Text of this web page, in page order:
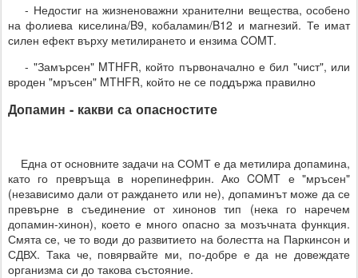
- Недостиг на жизненоважни хранителни вещества, особено
на фолиева киселина/B9, кобаламин/B12 и магнезий. Те имат
силен ефект върху метилирането и ензима COMT.
- "Замърсен" MTHFR, който първоначално е бил "чист", или
вроден "мръсен" MTHFR, който не се поддържа правилно
Допамин - какви са опасностите
Една от основните задачи на СОМТ е да метилира допамина,
като го превръща в норепинефрин. Ако COMT е "мръсен"
(независимо дали от раждането или не), допаминът може да се
превърне в съединение от хинонов тип (нека го наречем
допамин-хинон), което е много опасно за мозъчната функция.
Смята се, че то води до развитието на болестта на Паркинсон и
СДВХ. Така че, повярвайте ми, по-добре е да не довеждате
организма си до такова състояние.